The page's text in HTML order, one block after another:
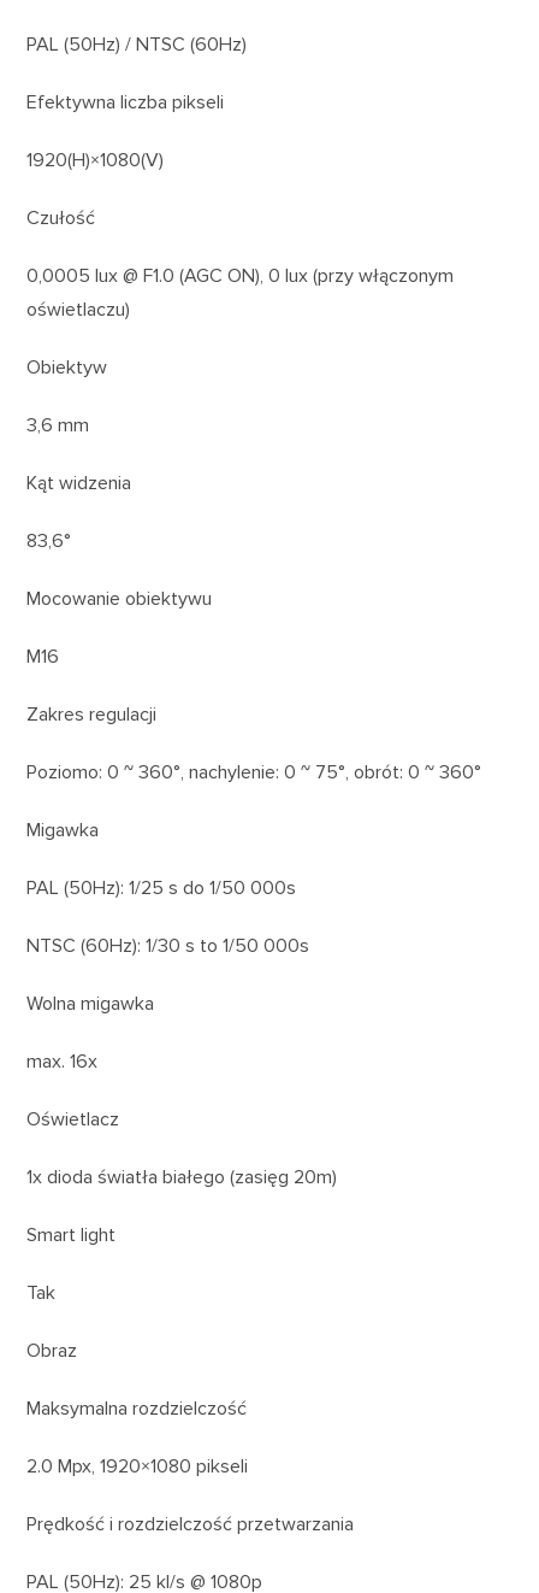
PAL (50Hz) / NTSC (60Hz)
Efektywna liczba pikseli
1920(H)×1080(V)
Czułość
0,0005 lux @ F1.0 (AGC ON), 0 lux (przy włączonym
oświetlaczu)
Obiektyw
3,6 mm
Kąt widzenia
83,6°
Mocowanie obiektywu
M16
Zakres regulacji
Poziomo: 0 ~ 360°, nachylenie: 0 ~ 75°, obrót: 0 ~ 360°
Migawka
PAL (50Hz): 1/25 s do 1/50 000s
NTSC (60Hz): 1/30 s to 1/50 000s
Wolna migawka
max. 16x
Oświetlacz
1x dioda światła białego (zasięg 20m)
Smart light
Tak
Obraz
Maksymalna rozdzielczość
2.0 Mpx, 1920×1080 pikseli
Prędkość i rozdzielczość przetwarzania
PAL (50Hz): 25 kl/s @ 1080p